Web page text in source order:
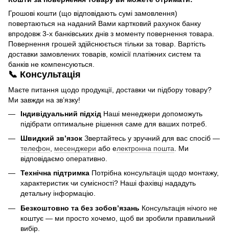
Грошові кошти (що відповідають сумі замовлення)
повертаються на наданий Вами картковий рахунок банку
впродовж 3-х банківських днів з моменту повернення товара.
Повернення грошей здійснюється тільки за товар. Вартість
доставки замовлених товарів, комісії платіжних систем та
банків не компенсуються.
📞 Консультація
Маєте питання щодо продукції, доставки чи підбору товару?
Ми завжди на зв’язку!
Індивідуальний підхід Наші менеджери допоможуть
підібрати оптимальне рішення саме для ваших потреб.
Швидкий зв’язок Звертайтесь у зручний для вас спосіб —
телефон
месенджери або електронна пошта . Ми
відповідаємо оперативно.
Технічна підтримка Потрібна консультація щодо монтажу,
характеристик чи сумісності? Наші фахівці нададуть
детальну інформацію.
Безкоштовно та без зобов’язань Консультація нічого не
коштує — ми просто хочемо, щоб ви зробили правильний
вибір.